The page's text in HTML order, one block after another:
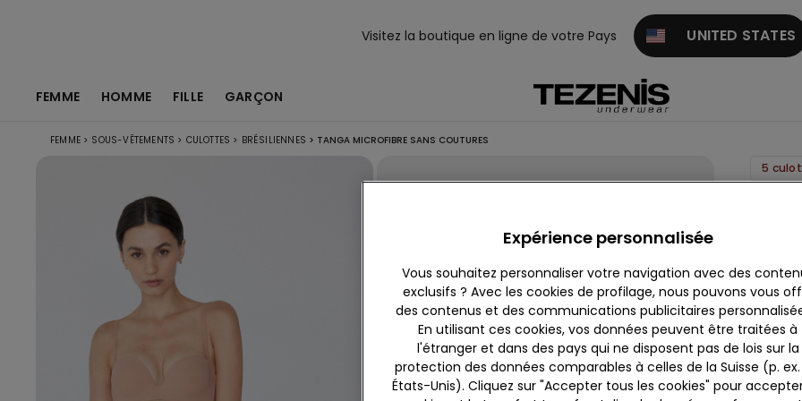
Visitez la boutique en ligne de votre Pays UNITED STATES
FEMME HOMME FILLE GARÇON
FEMME > SOUS-VÊTEMENTS > CULOTTES > BRÉSILIENNES > TANGA MICROFIBRE SANS COUTURES
5
12.95
5,0
Expérience personnalisée
Vous souhaitez personnaliser votre navigation avec des
exclusifs ? Avec les cookies de profilage, nous pouvons vous
des contenus et des communications publicitaires
En utilisant ces cookies, vos données peuvent être traitées à
l'étranger et dans des pays qui ne disposent pas de lois sur la
protection des données comparables à celles de la Suisse (p. ex.
États-Unis). Cliquez sur "Accepter tous les cookies" pour